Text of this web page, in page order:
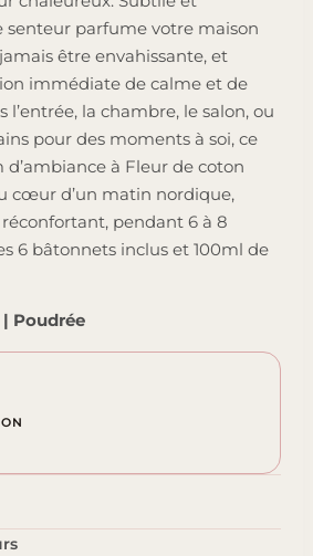
senteur parfume votre maison
être envahissante, et
immédiate de calme et de
l’entrée, la chambre, le salon, ou
pour des moments à soi, ce
à Fleur de coton
cœur d’un matin nordique,
pendant 6 à 8
6 bâtonnets inclus et 100ml de
Poudrée